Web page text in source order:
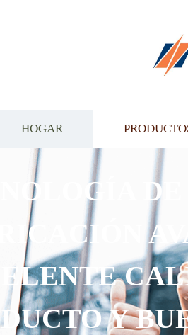
HOGAR
DE
Y